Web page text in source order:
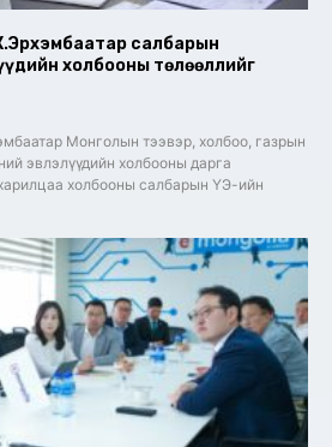
салбарын
холбооны төлөөллийг
Монголын тээвэр, холбоо, газрын
эвлэлүүдийн холбооны дарга
холбооны салбарын ҮЭ-ийн